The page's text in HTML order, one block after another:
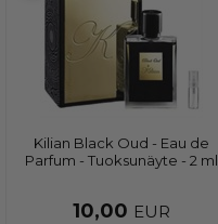
Kilian Black Oud - Eau de
Parfum - Tuoksunäyte - 2 ml
10,00 EUR